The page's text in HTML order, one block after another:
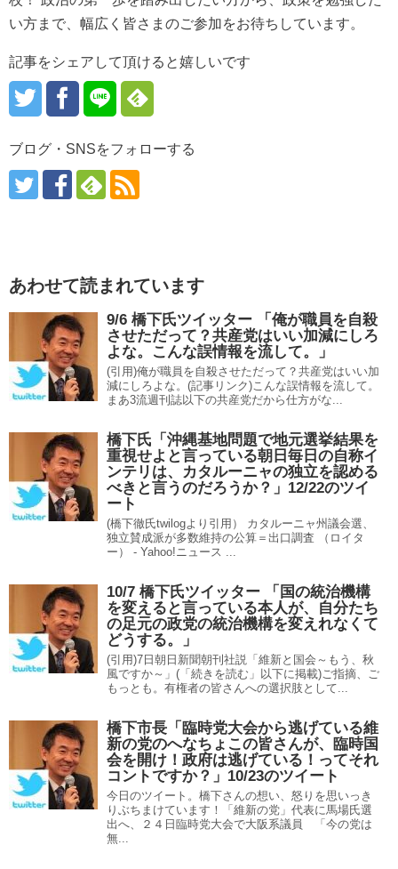
い方まで、幅広く皆さまのご参加をお待ちしています。
記事をシェアして頂けると嬉しいです
ブログ・SNSをフォローする
あわせて読まれています
9/6 橋下氏ツイッター 「俺が職員を自殺
させただって？共産党はいい加減にしろ
よな。こんな誤情報を流して。」
(引用)俺が職員を自殺させただって？共産党はいい加
減にしろよな。(記事リンク)こんな誤情報を流して。
まあ3流週刊誌以下の共産党だから仕方がな...
橋下氏「沖縄基地問題で地元選挙結果を
重視せよと言っている朝日毎日の自称イ
ンテリは、カタルーニャの独立を認める
べきと言うのだろうか？」12/22のツイ
ート
(橋下徹氏twilogより引用） カタルーニャ州議会選、
独立賛成派が多数維持の公算＝出口調査 （ロイタ
ー） - Yahoo!ニュース ...
10/7 橋下氏ツイッター 「国の統治機構
を変えると言っている本人が、自分たち
の足元の政党の統治機構を変えれなくて
どうする。」
(引用)7日朝日新聞朝刊社説「維新と国会～もう、秋
風ですか～」(「続きを読む」以下に掲載)ご指摘、ご
もっとも。有権者の皆さんへの選択肢として...
橋下市長「臨時党大会から逃げている維
新の党のへなちょこの皆さんが、臨時国
会を開け！政府は逃げている！ってそれ
コントですか？」10/23のツイート
今日のツイート。橋下さんの想い、怒りを思いっき
りぶちまけています！「維新の党」代表に馬場氏選
出へ、２４日臨時党大会で大阪系議員 「今の党は
無...